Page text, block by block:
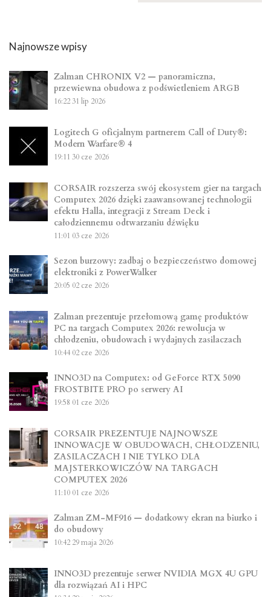
Najnowsze wpisy
Zalman CHRONIX V2 — panoramiczna,
przewiewna obudowa z podświetleniem ARGB
16:2231 lip 2026
Logitech G oficjalnym partnerem Call of Duty®:
Modern Warfare® 4
19:11 30 cze 2026
CORSAIR rozszerza swój ekosystem gier na targach
Computex 2026 dzięki zaawansowanej technologii
efektu Halla, integracji z Stream Deck i
całodziennemu odtwarzaniu dźwięku
11:01 03 cze 2026
Sezon burzowy: zadbaj o bezpieczeństwo domowej
elektroniki z PowerWalker
20:05 02 cze 2026
Zalman prezentuje przełomową gamę produktów
PC na targach Computex 2026: rewolucja w
chłodzeniu, obudowach i wydajnych zasilaczach
10:44 02 cze 2026
INNO3D na Computex: od GeForce RTX 5090
FROSTBITE PRO po serwery AI
19:58 01 cze 2026
CORSAIR PREZENTUJE NAJNOWSZE
INNOWACJE W OBUDOWACH, CHŁODZENIU,
ZASILACZACH I NIE TYLKO DLA
MAJSTERKOWICZÓW NA TARGACH
COMPUTEX 2026
11:10 01 cze 2026
Zalman ZM-MF916 — dodatkowy ekran na biurko i
do obudowy
10:42 29 maja 2026
INNO3D prezentuje serwer NVIDIA MGX 4U GPU
dla rozwiązań AI i HPC